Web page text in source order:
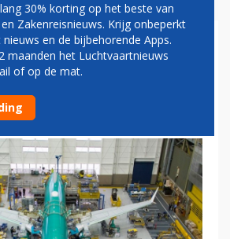
OMLAAG OP
NA NIEUWE
30% korting op het beste van
Zakenreisnieuws. Krijg onbeperkt
en de bijbehorende Apps.
maanden het Luchtvaartnieuws
of op de mat.